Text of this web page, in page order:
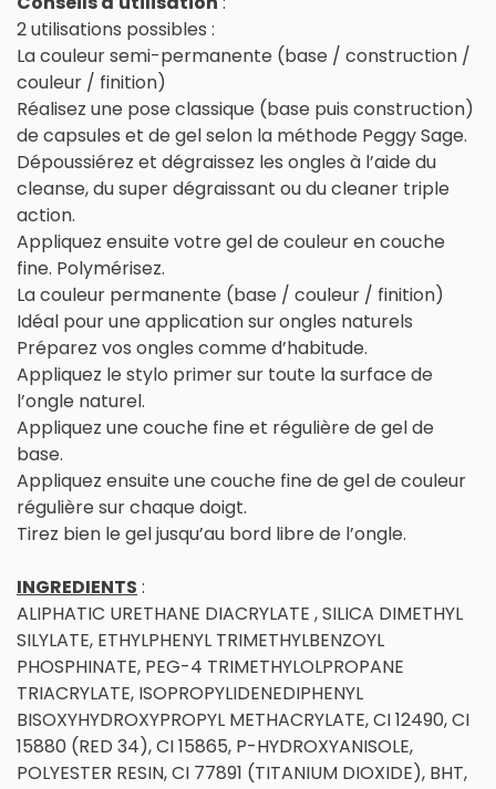
2 utilisations possibles :
La couleur semi-permanente (base / construction /
couleur / finition)
Réalisez une pose classique (base puis construction)
de capsules et de gel selon la méthode Peggy Sage.
Dépoussiérez et dégraissez les ongles à l’aide du
cleanse, du super dégraissant ou du cleaner triple
action.
Appliquez ensuite votre gel de couleur en couche
fine. Polymérisez.
La couleur permanente (base / couleur / finition)
Idéal pour une application sur ongles naturels
Préparez vos ongles comme d’habitude.
Appliquez le stylo primer sur toute la surface de
l’ongle naturel.
Appliquez une couche fine et régulière de gel de
base.
Appliquez ensuite une couche fine de gel de couleur
régulière sur chaque doigt.
Tirez bien le gel jusqu’au bord libre de l’ongle.
INGREDIENTS :
ALIPHATIC URETHANE DIACRYLATE , SILICA DIMETHYL
SILYLATE, ETHYLPHENYL TRIMETHYLBENZOYL
PHOSPHINATE, PEG-4 TRIMETHYLOLPROPANE
TRIACRYLATE, ISOPROPYLIDENEDIPHENYL
BISOXYHYDROXYPROPYL METHACRYLATE, CI 12490, CI
15880 (RED 34), CI 15865, P-HYDROXYANISOLE,
POLYESTER RESIN, CI 77891 (TITANIUM DIOXIDE), BHT,